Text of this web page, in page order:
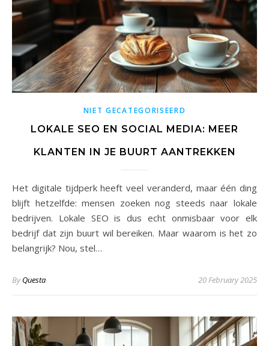
NIET GECATEGORISEERD
LOKALE SEO EN SOCIAL MEDIA: MEER
KLANTEN IN JE BUURT AANTREKKEN
Het digitale tijdperk heeft veel veranderd, maar één ding
blijft hetzelfde: mensen zoeken nog steeds naar lokale
bedrijven. Lokale SEO is dus echt onmisbaar voor elk
bedrijf dat zijn buurt wil bereiken. Maar waarom is het zo
belangrijk? Nou, stel…
ByQuesta 20 February 2025